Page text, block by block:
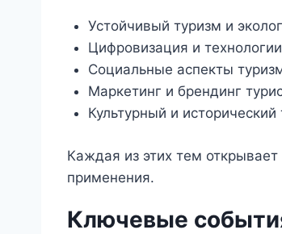
Устойчивый туризм и
Цифровизация и
Социальные аспекты
Маркетинг и брендинг
Культурный и исторический
Каждая из этих тем
применения.
Ключевые